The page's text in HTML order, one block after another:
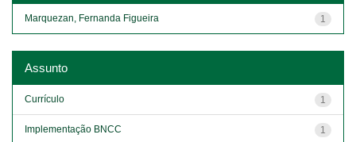
1
Marquezan, Fernanda Figueira
Assunto
1
Currículo
1
Implementação BNCC